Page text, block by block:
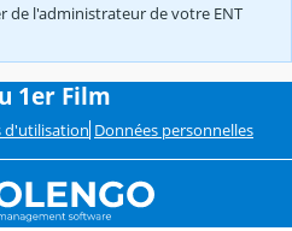
de l'administrateur de votre ENT
1er Film
d'utilisation Données personnelles